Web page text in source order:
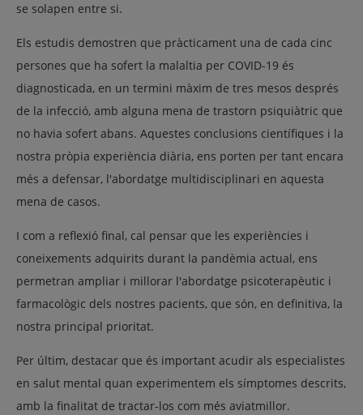
se solapen entre si.
Els estudis demostren que pràcticament una de cada cinc
persones que ha sofert la malaltia per COVID-19 és
diagnosticada, en un termini màxim de tres mesos després
de la infecció, amb alguna mena de trastorn psiquiàtric que
no havia sofert abans. Aquestes conclusions científiques i la
nostra pròpia experiència diària, ens porten per tant encara
més a defensar, l'abordatge multidisciplinari en aquesta
mena de casos.
I com a reflexió final, cal pensar que les experiències i
coneixements adquirits durant la pandèmia actual, ens
permetran ampliar i millorar l'abordatge psicoterapèutic i
farmacològic dels nostres pacients, que són, en definitiva, la
nostra principal prioritat.
Per últim, destacar que és important acudir als especialistes
en salut mental quan experimentem els símptomes descrits,
amb la finalitat de tractar-los com més aviatmillor.